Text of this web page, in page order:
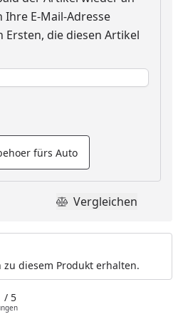
E-Mail-Adresse
Ersten, die diesen Artikel
fürs Auto
Produkt
Vergleichen
diesem Produkt erhalten.
/ 5